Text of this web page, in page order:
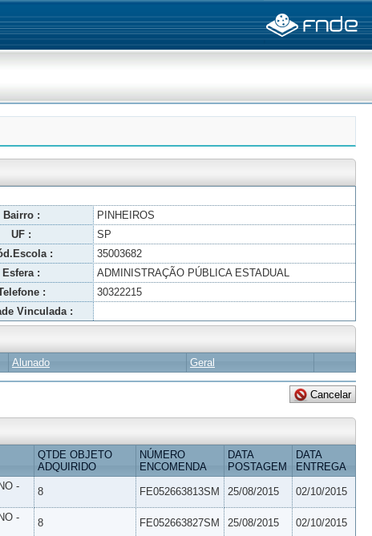
Bairro :
PINHEIROS
UF :
SP
:
35003682
Esfera :
ADMINISTRAÇÃO PÚBLICA ESTADUAL
:
30322215
Vinculada :
Alunado Geral
QTDE OBJETO
ADQUIRIDO
NÚMERO
ENCOMENDA
DATA
POSTAGEM
DATA
ENTREGA
-
8 FE052663813SM 25/08/2015 02/10/2015
-
8 FE052663827SM 25/08/2015 02/10/2015